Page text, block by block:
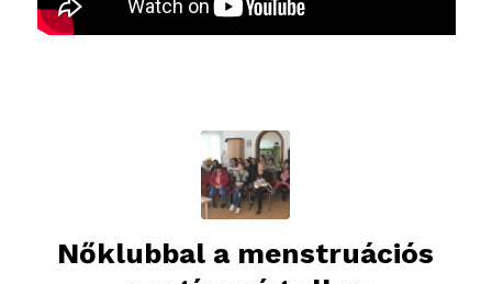
Nőklubbal a menstruációs